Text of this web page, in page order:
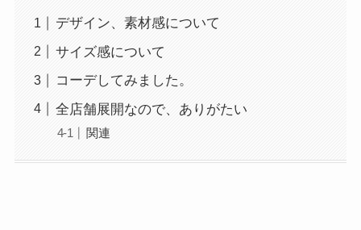
デザイン、素材感について
サイズ感について
コーデしてみました。
全店舗展開なので、ありがたい
関連